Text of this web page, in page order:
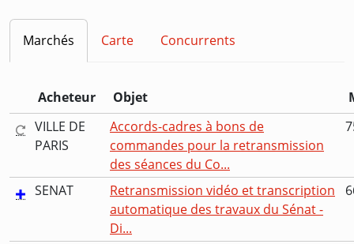
Marchés Carte Concurrents
Acheteur Objet
VILLE DE
PARIS
Accords-cadres à bons de
commandes pour la retransmission
des séances du Co...
SENAT
Retransmission vidéo et transcription
automatique des travaux du Sénat -
Di...